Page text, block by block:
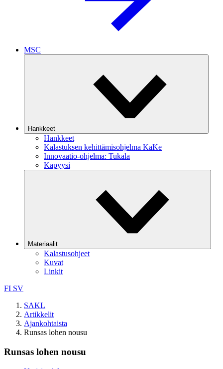
MSC
Hankkeet
Hankkeet
Kalastuksen kehittämisohjelma KaKe
Innovaatio-ohjelma: Tukala
Kapyysi
Materiaalit
Kalastusohjeet
Kuvat
Linkit
FI SV
SAKL
Artikkelit
Ajankohtaista
Runsas lohen nousu
Runsas lohen nousu